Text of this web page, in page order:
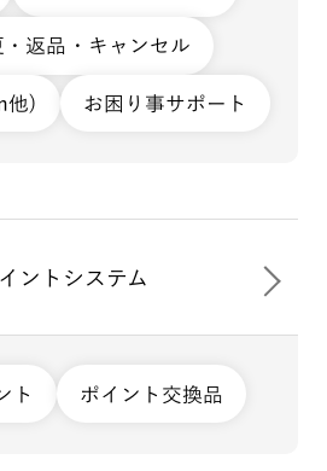
・返品・キャンセル
他) お困り事サポート
ントシステム
ト ポイント交換品